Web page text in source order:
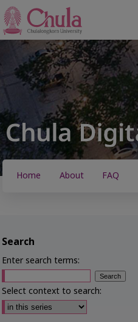
Home About FAQ
Search
Enter search terms:
Select context to search: